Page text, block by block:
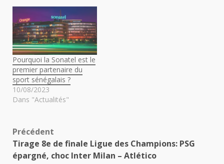
Pourquoi la Sonatel est le
premier partenaire du
sport sénégalais ?
10/08/2023
Dans "Actualités"
Navigation
d’article
Précédent
Tirage 8e de finale Ligue des Champions: PSG
épargné, choc Inter Milan – Atlético